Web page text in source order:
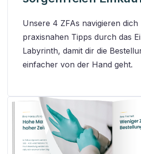
Unsere 4 ZFAs navigieren dich
praxisnahen Tipps durch das
Labyrinth, damit dir die
einfacher von der Hand geht.